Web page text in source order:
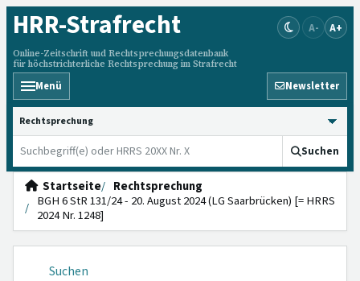
HRR-Strafrecht
Online-Zeitschrift und Rechtsprechungsdatenbank
für höchstrichterliche Rechtsprechung im Strafrecht
A- A+
Menü Newsletter
HRRS durchsuchen
Suchen
Startseite
Rechtsprechung
BGH 6 StR 131/24 - 20. August 2024 (LG Saarbrücken) [= HRRS
2024 Nr. 1248]
Suchen